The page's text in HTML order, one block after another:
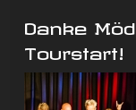
Danke
Tourstart!